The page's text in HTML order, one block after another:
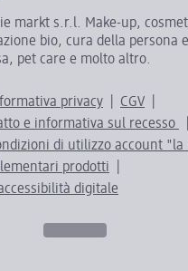
markt s.r.l. Make-up,
bio, cura della persona
pet care e molto altro.
privacy
CGV
e informativa sul recesso
di utilizzo account "la
prodotti
digitale